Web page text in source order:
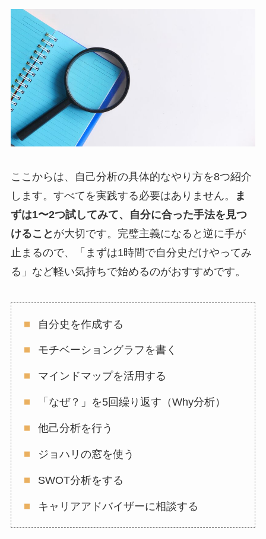
ここからは、自己分析の具体的なやり方を8つ紹介
します。すべてを実践する必要はありません。
ま
ずは1〜2つ試してみて、自分に合った手法を見つ
けること が大切です。完璧主義になると逆に手が
止まるので、「まずは1時間で自分史だけやってみ
る」など軽い気持ちで始めるのがおすすめです。
自分史を作成する
モチベーショングラフを書く
マインドマップを活用する
「なぜ？」を5回繰り返す（Why分析）
他己分析を行う
ジョハリの窓を使う
SWOT分析をする
キャリアアドバイザーに相談する